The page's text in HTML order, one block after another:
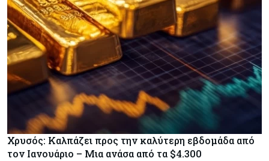
Χρυσός: Καλπάζει προς την καλύτερη εβδομάδα από
τον Ιανουάριο – Μια ανάσα από τα $4.300